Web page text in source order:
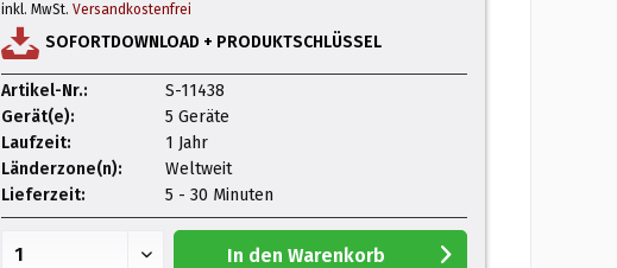
inkl. MwSt. Versandkostenfrei
SOFORTDOWNLOAD + PRODUKTSCHLÜSSEL
Artikel-Nr.:
S-11438
Gerät(e):
5 Geräte
Laufzeit:
1 Jahr
Länderzone(n):
Weltweit
Lieferzeit:
5 - 30 Minuten
In den Warenkorb